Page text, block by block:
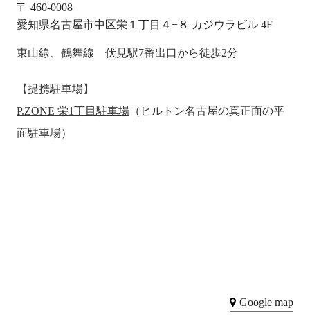
〒 460-0008
愛知県名古屋市中区栄１丁目４−８ カジウラビル 4F
東山線、鶴舞線 伏見駅7番出口から徒歩2分
【提携駐車場】
P.ZONE 栄1丁目駐車場 （ヒルトン名古屋の真正面の平
面駐車場）
Google map